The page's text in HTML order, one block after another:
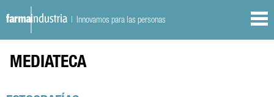
| Innovamos para las personas
MEDIATECA